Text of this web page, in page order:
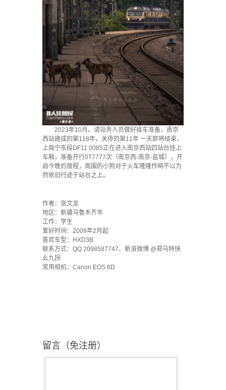
2023年10月。请站务人员做好接车准备，南京
西站建成的第118年，关停的第11年 一天即将结束，
上局宁东段DF11 0085正在进入南京西站四站台挂上
车厢，准备开行0T7777次（南京西-南京-盐城），开
启今晚的旅程，周围的小狗对于火车隆隆作响不以为
然依旧行迹于站台之上。
作者：张文龙
地区：新疆乌鲁木齐市
工作：学生
爱好时间：2009年2月起
喜欢车型：HXD3B
联系方式：QQ 2098587747、新浪微博 @郑乌特快
幺九拐
常用相机：Canon EOS 6D
留言（免注册）